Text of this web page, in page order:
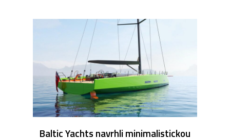
Baltic Yachts navrhli minimalistickou